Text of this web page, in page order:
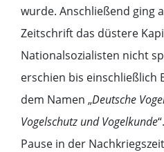
wurde. Anschließend ging
Zeitschrift das düstere
Nationalsozialisten nicht
erschien bis einschließlich
dem Namen „Deutsche
Vogelschutz und Vogelkunde
Pause in der